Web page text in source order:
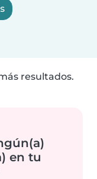
resultados.
en tu